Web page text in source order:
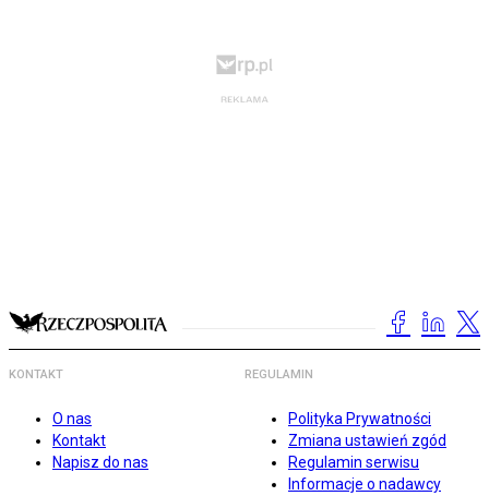
KONTAKT
O nas
Kontakt
Napisz do nas
REGULAMIN
Polityka Prywatności
Zmiana ustawień zgód
Regulamin serwisu
Informacje o nadawcy